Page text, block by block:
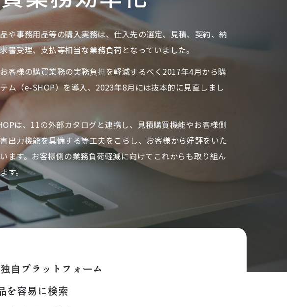
や事務用品等の購入実務は、仕入先の選定、見積、契約、納
書受理、支払等相当な業務負荷となっていました。
客様の購買業務の実務負担を軽減するべく2017年4月から購
ム（e-SHOP）を導入、2023年8月には抜本的に見直しまし
は、11の外部カタログと連携し、見積購買機能やお客様側
出力機能を具備する等工夫をこらし、お客様から好評をいた
ます。お客様側の業務負荷軽減に向けてこれからも取り組ん
す。
自プラットフォーム
を容易に検索